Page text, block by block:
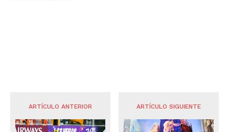
ARTÍCULO ANTERIOR ARTÍCULO SIGUIENTE